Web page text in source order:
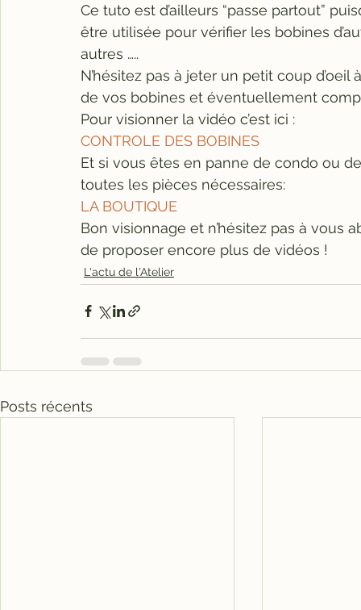
Ce tuto est d’ailleurs “passe partout”
être utilisée pour vérifier les bobines
autres …..
N’hésitez pas à jeter un petit coup
de vos bobines et éventuellement
Pour visionner la vidéo c’est ici :
CONTROLE DES BOBINES
Et si vous êtes en panne de condo ou
toutes les pièces nécessaires:
LA BOUTIQUE
Bon visionnage et n’hésitez pas à vous
de proposer encore plus de vidéos !
L'actu de l'Atelier
Posts récents